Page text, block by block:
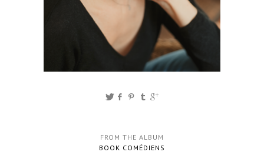
FROM THE ALBUM
BOOK COMÉDIENS